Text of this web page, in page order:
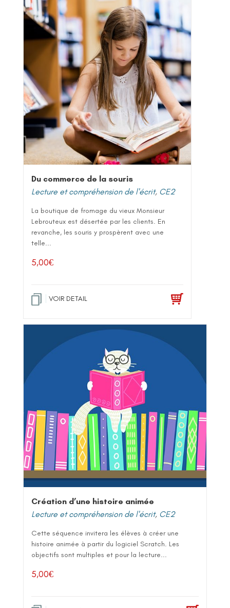
Du commerce de la souris
Lecture et compréhension de l'écrit, CE2
La boutique de fromage du vieux Monsieur
Lebrouteux est désertée par les clients. En
revanche, les souris y prospèrent avec une
telle...
5,00€
VOIR DETAIL
Création d’une histoire animée
Lecture et compréhension de l'écrit, CE2
Cette séquence invitera les élèves à créer une
histoire animée à partir du logiciel Scratch. Les
objectifs sont multiples et pour la lecture...
5,00€